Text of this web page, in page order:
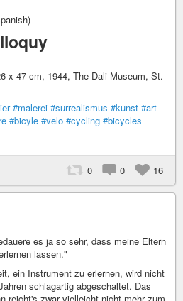
x 47 cm, 1944, The Dali Museum, St.
#malerei #surrealismus #kunst #art
#bicyle #velo #cycling #bicycles
0 0 16
es ja so sehr, dass meine Eltern
lassen."
ein Instrument zu erlernen, wird nicht
schlagartig abgeschaltet. Das
reicht's zwar vielleicht nicht mehr zum